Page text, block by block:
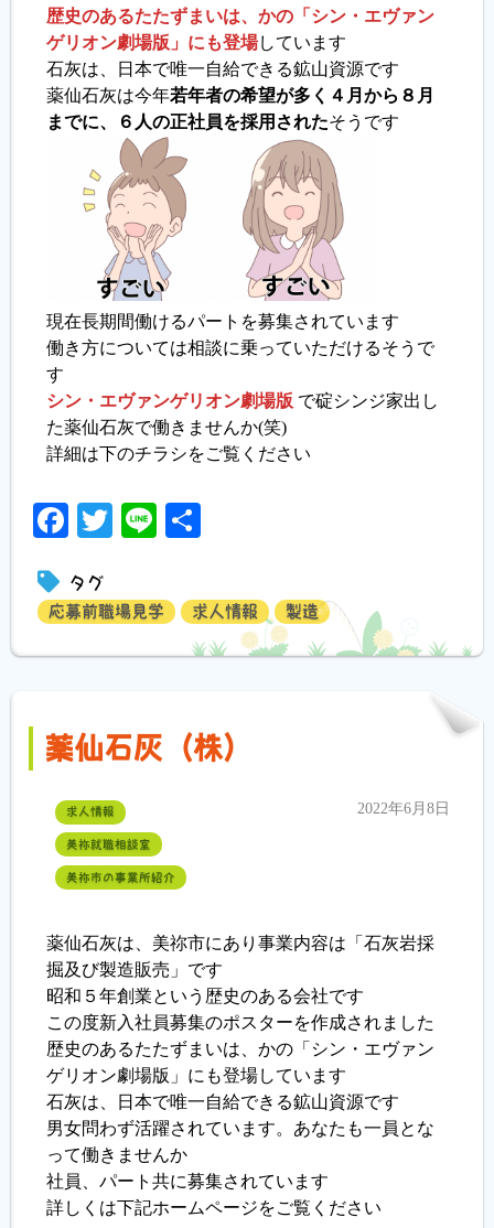
歴史のあるたたずまいは、かの「シン・エヴァン
ゲリオン劇場版」にも登場しています
石灰は、日本で唯一自給できる鉱山資源です
薬仙石灰は今年若年者の希望が多く４月から８月
までに、６人の正社員を採用されたそうです
現在長期間働けるパートを募集されています
働き方については相談に乗っていただけるそうで
す
シン・エヴァンゲリオン劇場版 で碇シンジ家出し
た薬仙石灰で働きませんか(笑)
詳細は下のチラシをご覧ください
Facebook
Twitter
Line
タグ
応募前職場見学 求人情報 製造
薬仙石灰（株）
求人情報
美祢就職相談室
美祢市の事業所紹介
2022年6月8日
薬仙石灰は、美祢市にあり事業内容は「石灰岩採
掘及び製造販売」です
昭和５年創業という歴史のある会社です
この度新入社員募集のポスターを作成されました
歴史のあるたたずまいは、かの「シン・エヴァン
ゲリオン劇場版」にも登場しています
石灰は、日本で唯一自給できる鉱山資源です
男女問わず活躍されています。あなたも一員とな
って働きませんか
社員、パート共に募集されています
詳しくは下記ホームページをご覧ください